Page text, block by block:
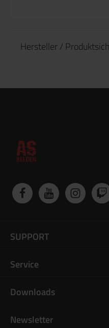
Hersteller /
Newsletter
SUPPORT
Service
Downloads